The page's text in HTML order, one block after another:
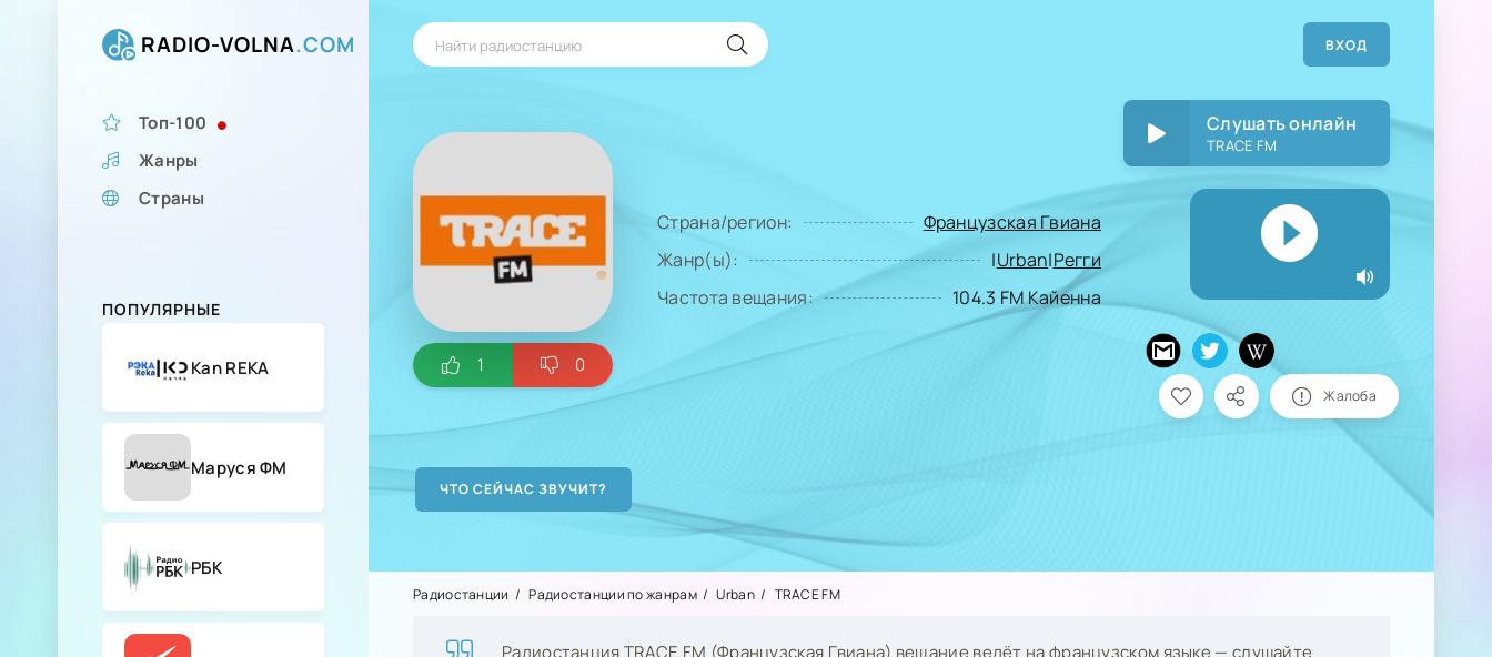
RADIO-VOLNA.COM ВХОД
Топ-100
Жанры
Страны
ПОПУЛЯРНЫЕ
Kan REKA
Маруся ФМ
РБК
1 0
Страна/регион:
Французская Гвиана
Жанр(ы):
|Urban|Регги
Частота вещания:
104.3 FM Кайенна
Слушать онлайн
TRACE FM
Жалоба
Радиостанции Радиостанции по жанрам Urban TRACE FM
Радиостанция TRACE FM (Французская Гвиана) вещание ведёт на французском языке — слушайте